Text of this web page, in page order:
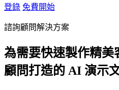
登錄 免費開始
諮詢顧問解決方案
為需要快速製作精美
顧問打造的 AI 演示